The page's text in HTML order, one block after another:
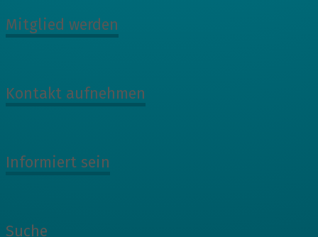
Mitglied werden
Kontakt aufnehmen
Informiert sein
Suche